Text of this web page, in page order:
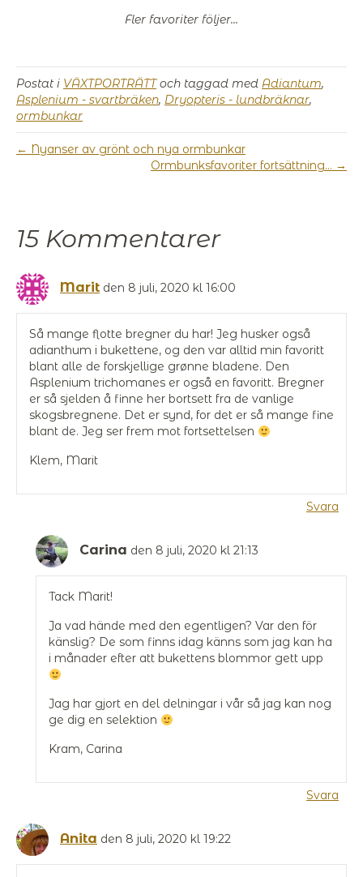
Fler favoriter följer…
Postat i VÄXTPORTRÄTToch taggad med Adiantum,
Asplenium - svartbräken, Dryopteris - lundbräknar,
ormbunkar
← Nyanser av grönt och nya ormbunkar
Ormbunksfavoriter fortsättning… →
15 Kommentarer
Marit den 8 juli, 2020 kl 16:00
Så mange flotte bregner du har! Jeg husker også
adianthum i bukettene, og den var alltid min favoritt
blant alle de forskjellige grønne bladene. Den
Asplenium trichomanes er også en favoritt. Bregner
er så sjelden å finne her bortsett fra de vanlige
skogsbregnene. Det er synd, for det er så mange fine
blant de. Jeg ser frem mot fortsettelsen
Klem, Marit
Svara
Carina den 8 juli, 2020 kl 21:13
Tack Marit!
Ja vad hände med den egentligen? Var den för
känslig? De som finns idag känns som jag kan ha
i månader efter att bukettens blommor gett upp
Jag har gjort en del delningar i vår så jag kan nog
ge dig en selektion
Kram, Carina
Svara
Anita den 8 juli, 2020 kl 19:22